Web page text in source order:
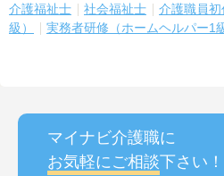
介護福祉士 社会福祉士
介護職員
級）
実務者研修（ホームヘルパー1
マイナビ介護職に
お気軽にご相談下さい！